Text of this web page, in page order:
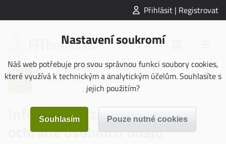
Přihlásit | Registrovat
Nastavení soukromí
Náš web potřebuje pro svou správnou funkci soubory cookies,
které využívá k technickým a analytickým účelům. Souhlasíte s
jejich použitím?
Informace o zpracování a
ochraně osobních údajů